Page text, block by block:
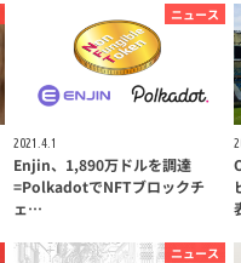
ニュース
2021.4.1
Enjin、1,890万ドルを調達
=PolkadotでNFTブロックチ
ェ…
ニュース